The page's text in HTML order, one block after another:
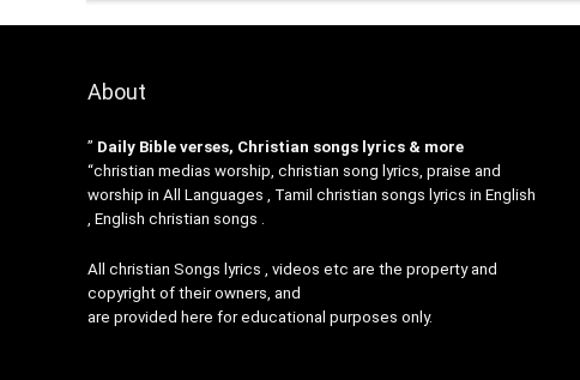
About
” Daily Bible verses, Christian songs lyrics & more
“christian medias worship, christian song lyrics, praise and
worship in All Languages , Tamil christian songs lyrics in English
, English christian songs .
All christian Songs lyrics , videos etc are the property and
copyright of their owners, and
are provided here for educational purposes only.